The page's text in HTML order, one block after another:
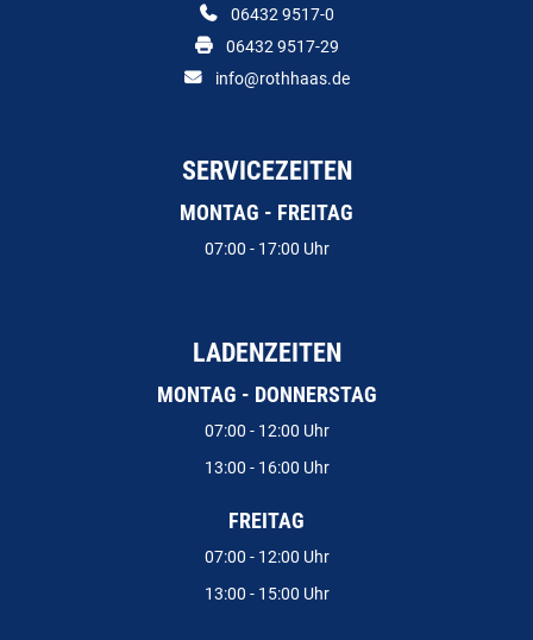
06432 9517-0
06432 9517-29
info@rothhaas.de
SERVICEZEITEN
MONTAG - FREITAG
07:00 - 17:00 Uhr
LADENZEITEN
MONTAG - DONNERSTAG
07:00 - 12:00 Uhr
13:00 - 16:00 Uhr
FREITAG
07:00 - 12:00 Uhr
13:00 - 15:00 Uhr